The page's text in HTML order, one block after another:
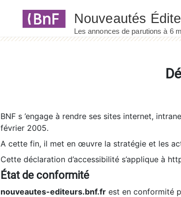
BNF s ’engage à rendre ses sites internet,
février 2005.
A cette fin, il met en œuvre la stratégie et les
Cette déclaration d’accessibilité s’applique à
État de conformité
nouveautes-editeurs.bnf.fr est en conformité